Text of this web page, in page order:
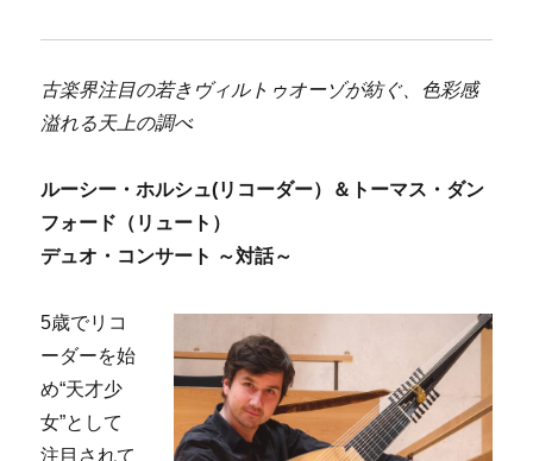
古楽界注目の若きヴィルトゥオーゾが紡ぐ、色彩感
溢れる天上の調べ
ルーシー・ホルシュ(リコーダー）＆トーマス・ダン
フォード（リュート）
デュオ・コンサート ～対話～
5歳でリコ
ーダーを始
め“天才少
女”として
注目されて